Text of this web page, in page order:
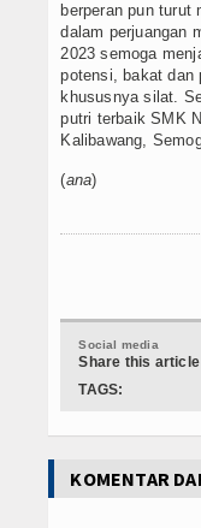
Koleksi Video
Download
Agenda
Hubungi Kami
berperan pun turut
dalam perjuangan
2023 semoga
potensi, bakat dan
khususnya silat.
putri terbaik SMK
Kalibawang,
(ana)
Social media
Share this article
TAGS:
KOMENTAR